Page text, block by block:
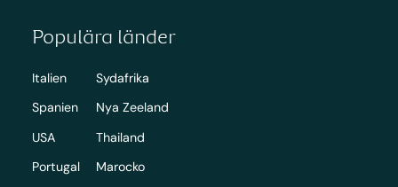
Populära länder
Italien
Spanien
USA
Portugal
Sydafrika
Nya Zeeland
Thailand
Marocko